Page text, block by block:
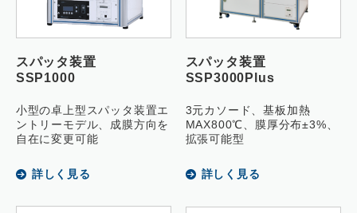
スパッタ装置
SSP1000
小型の卓上型スパッタ装置エ
ントリーモデル、成膜方向を
自在に変更可能
詳しく見る
スパッタ装置
SSP3000Plus
3元カソード、基板加熱
MAX800℃、膜厚分布±3%、
拡張可能型
詳しく見る